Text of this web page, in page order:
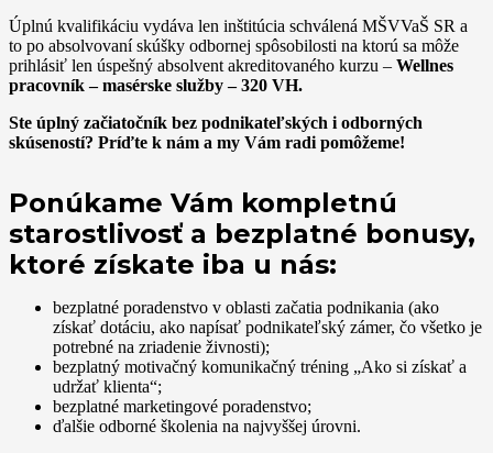
Úplnú kvalifikáciu vydáva len inštitúcia schválená MŠVVaŠ SR a
to po absolvovaní skúšky odbornej spôsobilosti na ktorú sa môže
prihlásiť len úspešný absolvent akreditovaného kurzu – Wellnes
pracovník – masérske služby – 320 VH.
Ste úplný začiatočník bez podnikateľských i odborných
skúseností? Príďte k nám a my Vám radi pomôžeme!
Ponúkame Vám kompletnú
starostlivosť a bezplatné bonusy,
ktoré získate iba u nás:
bezplatné poradenstvo v oblasti začatia podnikania (ako
získať dotáciu, ako napísať podnikateľský zámer, čo všetko je
potrebné na zriadenie živnosti);
bezplatný motivačný komunikačný tréning „Ako si získať a
udržať klienta“;
bezplatné marketingové poradenstvo;
ďalšie odborné školenia na najvyššej úrovni.